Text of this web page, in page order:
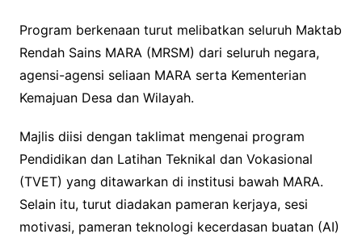
Program berkenaan turut melibatkan seluruh Maktab
Rendah Sains MARA (MRSM) dari seluruh negara,
agensi-agensi seliaan MARA serta Kementerian
Kemajuan Desa dan Wilayah.
Majlis diisi dengan taklimat mengenai program
Pendidikan dan Latihan Teknikal dan Vokasional
(TVET) yang ditawarkan di institusi bawah MARA.
Selain itu, turut diadakan pameran kerjaya, sesi
motivasi, pameran teknologi kecerdasan buatan (AI)